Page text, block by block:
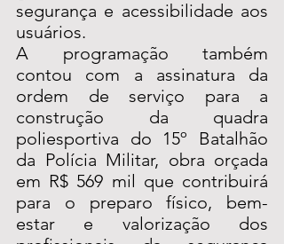
segurança e acessibilidade aos
usuários.
A programação também
contou com a assinatura da
ordem de serviço para a
construção da quadra
poliesportiva do 15º Batalhão
da Polícia Militar, obra orçada
em R$ 569 mil que contribuirá
para o preparo físico, bem-
estar e valorização dos